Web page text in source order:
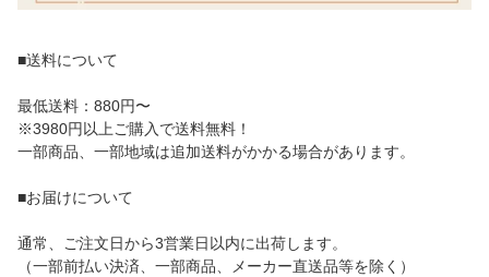
■送料について
最低送料：880円〜
※3980円以上ご購入で送料無料！
一部商品、一部地域は追加送料がかかる場合があります。
■お届けについて
通常、ご注文日から3営業日以内に出荷します。
（一部前払い決済、一部商品、メーカー直送品等を除く）